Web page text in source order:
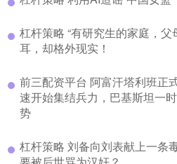
杠杆策略 “有研究生的家庭，父
耳，却格外现实！
前三配资平台 阿富汗塔利班正
速开始集结兵力，巴基斯坦一
势
杠杆策略 刘备向刘表献上一条